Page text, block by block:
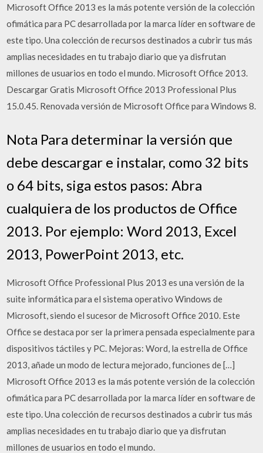
Microsoft Office 2013 es la más potente versión de la colección
ofimática para PC desarrollada por la marca líder en software de
este tipo. Una colección de recursos destinados a cubrir tus más
amplias necesidades en tu trabajo diario que ya disfrutan
millones de usuarios en todo el mundo. Microsoft Office 2013.
Descargar Gratis Microsoft Office 2013 Professional Plus
15.0.45. Renovada versión de Microsoft Office para Windows 8.
Nota Para determinar la versión que
debe descargar e instalar, como 32 bits
o 64 bits, siga estos pasos: Abra
cualquiera de los productos de Office
2013. Por ejemplo: Word 2013, Excel
2013, PowerPoint 2013, etc.
Microsoft Office Professional Plus 2013 es una versión de la
suite informática para el sistema operativo Windows de
Microsoft, siendo el sucesor de Microsoft Office 2010. Este
Office se destaca por ser la primera pensada especialmente para
dispositivos táctiles y PC. Mejoras: Word, la estrella de Office
2013, añade un modo de lectura mejorado, funciones de […]
Microsoft Office 2013 es la más potente versión de la colección
ofimática para PC desarrollada por la marca líder en software de
este tipo. Una colección de recursos destinados a cubrir tus más
amplias necesidades en tu trabajo diario que ya disfrutan
millones de usuarios en todo el mundo.